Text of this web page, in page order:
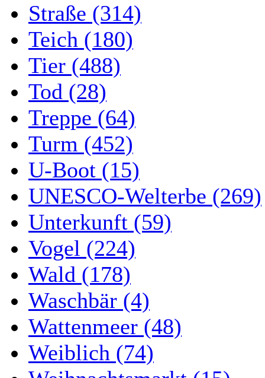
Straße (314)
Teich (180)
Tier (488)
Tod (28)
Treppe (64)
Turm (452)
U-Boot (15)
UNESCO-Welterbe (269)
Unterkunft (59)
Vogel (224)
Wald (178)
Waschbär (4)
Wattenmeer (48)
Weiblich (74)